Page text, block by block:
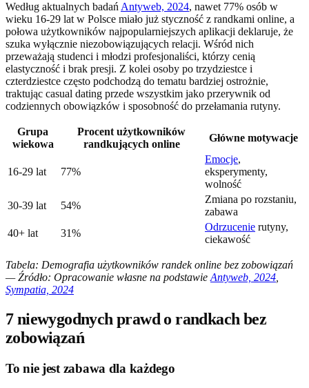
Według aktualnych badań Antyweb, 2024, nawet 77% osób w
wieku 16-29 lat w Polsce miało już styczność z randkami online, a
połowa użytkowników najpopularniejszych aplikacji deklaruje, że
szuka wyłącznie niezobowiązujących relacji. Wśród nich
przeważają studenci i młodzi profesjonaliści, którzy cenią
elastyczność i brak presji. Z kolei osoby po trzydziestce i
czterdziestce często podchodzą do tematu bardziej ostrożnie,
traktując casual dating przede wszystkim jako przerywnik od
codziennych obowiązków i sposobność do przełamania rutyny.
Grupa
wiekowa
Procent użytkowników
randkujących online
Główne motywacje
16-29 lat 77%
Emocje,
eksperymenty,
wolność
30-39 lat
54%
Zmiana po rozstaniu,
zabawa
40+ lat
31%
Odrzucenie rutyny,
ciekawość
Tabela: Demografia użytkowników randek online bez zobowiązań
— Źródło: Opracowanie własne na podstawie Antyweb, 2024
Sympatia, 2024
7 niewygodnych prawd o randkach bez
zobowiązań
To nie jest zabawa dla każdego